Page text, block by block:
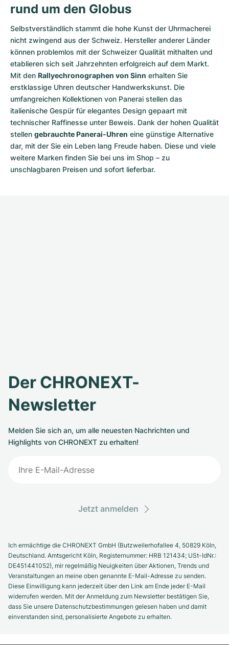
rund um den Globus
Selbstverständlich stammt die hohe Kunst der Uhrmacherei
nicht zwingend aus der Schweiz. Hersteller anderer Länder
können problemlos mit der Schweizer Qualität mithalten und
etablieren sich seit Jahrzehnten erfolgreich auf dem Markt.
Mit den Rallyechronographen von Sinn erhalten Sie
erstklassige Uhren deutscher Handwerkskunst. Die
umfangreichen Kollektionen von Panerai stellen das
italienische Gespür für elegantes Design gepaart mit
technischer Raffinesse unter Beweis. Dank der hohen Qualität
stellen gebrauchte Panerai-Uhren eine günstige Alternative
dar, mit der Sie ein Leben lang Freude haben. Diese und viele
weitere Marken finden Sie bei uns im Shop – zu
unschlagbaren Preisen und sofort lieferbar.
Der CHRONEXT-
Newsletter
Melden Sie sich an, um alle neuesten Nachrichten und
Highlights von CHRONEXT zu erhalten!
Jetzt anmelden
Ich ermächtige die CHRONEXT GmbH (Butzweilerhofallee 4, 50829 Köln,
Deutschland. Amtsgericht Köln, Registernummer: HRB 121434; USt-IdNr.:
DE451441052), mir regelmäßig Neuigkeiten über Aktionen, Trends und
Veranstaltungen an meine oben genannte E-Mail-Adresse zu senden.
Diese Einwilligung kann jederzeit über den Link am Ende jeder E-Mail
widerrufen werden. Mit der Anmeldung zum Newsletter bestätigen Sie,
dass Sie unsere Datenschutzbestimmungen gelesen haben und damit
einverstanden sind, personalisierte Angebote zu erhalten.